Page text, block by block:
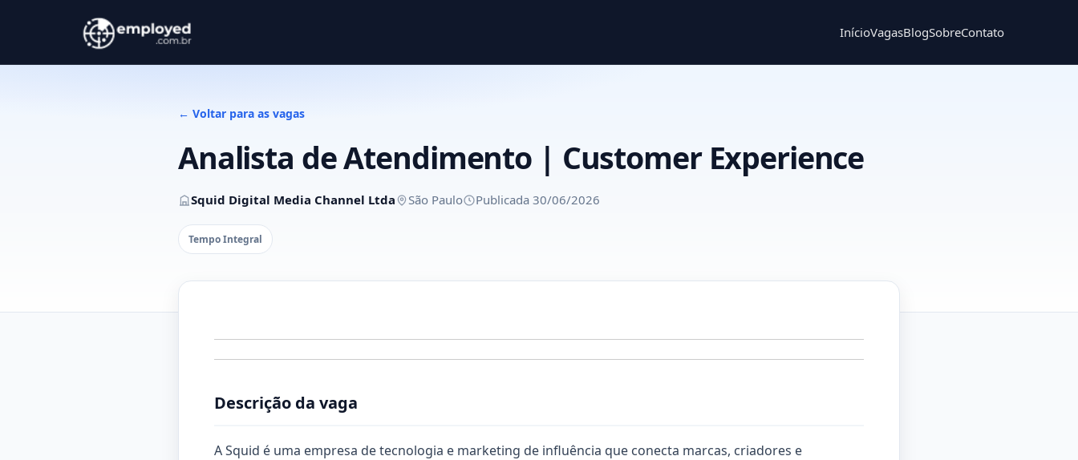
InícioVagasBlogSobreContato
← Voltar para as vagas
Analista de Atendimento | Customer Experience
Squid Digital Media Channel Ltda São Paulo Publicada 30/06/2026
Tempo Integral
Descrição da vaga
A Squid é uma empresa de tecnologia e marketing de influência que conecta marcas, criadores e